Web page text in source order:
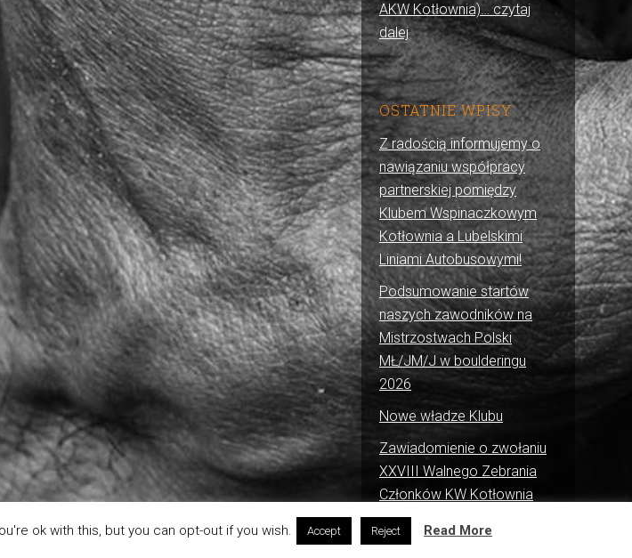
AKW Kotłownia)… czytaj
dalej
OSTATNIE WPISY
Z radością informujemy o
nawiązaniu współpracy
partnerskiej pomiędzy
Klubem Wspinaczkowym
Kotłownia a Lubelskimi
Liniami Autobusowymi!
Podsumowanie startów
naszych zawodników na
Mistrzostwach Polski
MŁ/JM/J w boulderingu
2026
Nowe władze Klubu
Zawiadomienie o zwołaniu
XXVIII Walnego Zebrania
Członków KW Kotłownia
ok with this, but you can opt-out if you wish. Accept Reject Read More